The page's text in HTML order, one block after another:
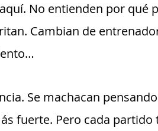
No entienden por qué
Cambian de
Se machacan
fuerte. Pero cada partido